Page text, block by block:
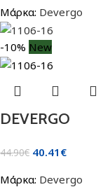
Μάρκα: Devergo
-10% New
DEVERGO
44.90€ 40.41 €
Μάρκα: Devergo